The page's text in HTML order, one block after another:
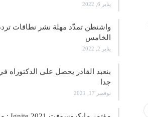
يناير 6, 2022
واشنطن تمدّد مهلة نشر نطاقات
الخامس
يناير 2, 2022
بنعبد القادر يحصل على الدكتوراه
جدا
نوفمبر 17, 2021